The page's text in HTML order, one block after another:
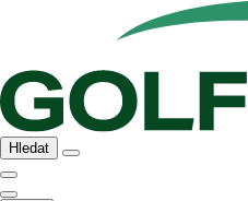
Hledat